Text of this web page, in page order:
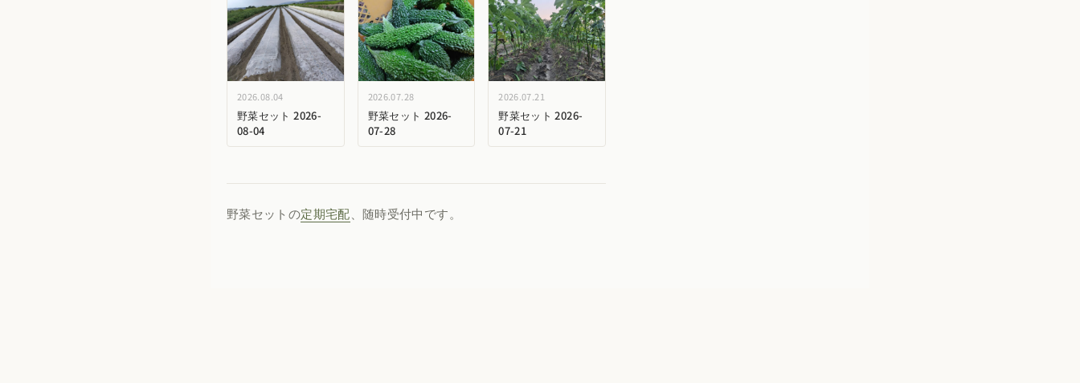
2026.08.04
野菜セット 2026-
08-04
2026.07.28
野菜セット 2026-
07-28
2026.07.21
野菜セット 2026-
07-21
野菜セットの定期宅配 、随時受付中です。